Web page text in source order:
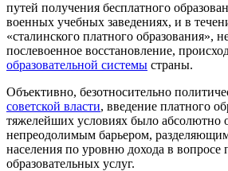
путей получения бесплатного
военных учебных заведениях, и в
«сталинского платного образования»,
послевоенное восстановление,
образовательной системы страны.
Объективно, безотносительно
советской власти, введение платного
тяжелейших условиях было абсолютно
непреодолимым барьером,
населения по уровню дохода в вопросе
образовательных услуг.